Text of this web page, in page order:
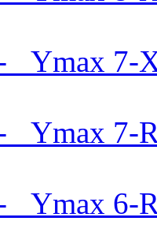
Ymax 7-
Ymax 7-
Ymax 6-